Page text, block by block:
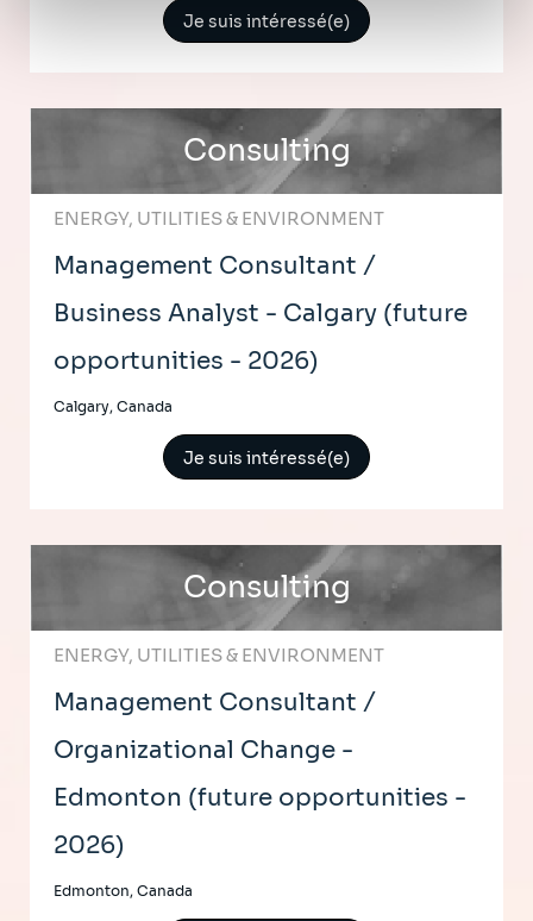
Politique de protection des données à caractère
Je suis intéressé(e)
Consulting
ENERGY, UTILITIES & ENVIRONMENT
Management Consultant /
Business Analyst - Calgary (future
opportunities - 2026)
Calgary, Canada
Je suis intéressé(e)
Consulting
ENERGY, UTILITIES & ENVIRONMENT
Management Consultant /
Organizational Change -
Edmonton (future opportunities -
2026)
Edmonton, Canada